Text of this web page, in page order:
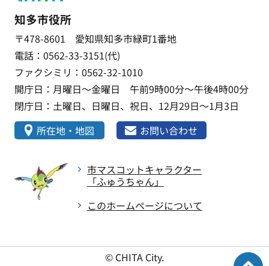
知多市役所
〒478-8601 愛知県知多市緑町1番地
電話：0562-33-3151(代)
ファクシミリ：0562-32-1010
開庁日：月曜日～金曜日 午前9時00分～午後4時00分
閉庁日：土曜日、日曜日、祝日、12月29日～1月3日
所在地・地図
お問い合わせ
市マスコットキャラクター
「ふゅうちゃん」
このホームページについて
© CHITA City.